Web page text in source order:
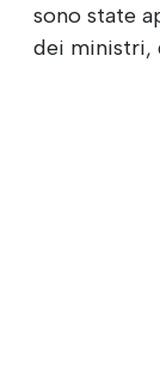
sono state
dei ministri,